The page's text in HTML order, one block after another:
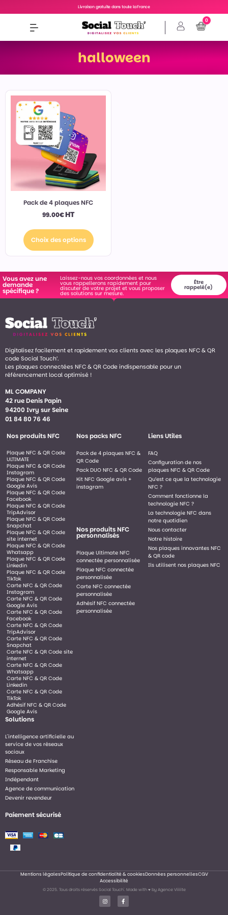
Livraison gratuite dans toute la France
0
halloween
Pack de 4 plaques NFC
99.00€HT
Choix des options
Vous avez une
demande
spécifique ?
Laissez-nous vos coordonnées et nous
vous rappellerons rapidement pour
discuter de votre projet et vous proposer
des solutions sur mesure.
Être
rappelé(e)
Digitalisez facilement et rapidement vos clients avec les plaques NFC & QR
code Social Touch’.
Les plaques connectées NFC & QR Code indispensable pour un
référencement local optimisé !
ML COMPANY
42 rue Denis Papin
94200 Ivry sur Seine
01 84 80 76 46
Nos produits NFC
Plaque NFC & QR Code
ULTIMATE
Plaque NFC & QR Code
Instagram
Plaque NFC & QR Code
Google Avis
Plaque NFC & QR Code
Facebook
Plaque NFC & QR Code
TripAdvisor
Plaque NFC & QR Code
Snapchat
Plaque NFC & QR Code
site internet
Plaque NFC & QR Code
Whatsapp
Plaque NFC & QR Code
Linkedin
Plaque NFC & QR Code
TikTok
Carte NFC & QR Code
Instagram
Carte NFC & QR Code
Google Avis
Carte NFC & QR Code
Facebook
Carte NFC & QR Code
TripAdvisor
Carte NFC & QR Code
Snapchat
Carte NFC & QR Code site
internet
Carte NFC & QR Code
Whatsapp
Carte NFC & QR Code
Linkedin
Carte NFC & QR Code
TikTok
Adhésif NFC & QR Code
Google Avis
Nos packs NFC
Pack de 4 plaques NFC &
QR Code
Pack DUO NFC & QR Code
Kit NFC Google avis +
instagram
Nos produits NFC
personnalisés
Plaque Ultimate NFC
connectée personnalisée
Plaque NFC connectée
personnalisée
Carte NFC connectée
personnalisée
Adhésif NFC connectée
personnalisée
Liens Utiles
FAQ
Configuration de nos
plaques NFC & QR Code
Qu’est ce que la technologie
NFC ?
Comment fonctionne la
technologie NFC ?
La technologie NFC dans
notre quotidien
Nous contacter
Notre histoire
Nos plaques innovantes NFC
& QR code
Ils utilisent nos plaques NFC
Solutions
L'intelligence artificielle au
service de vos réseaux
sociaux
Réseau de Franchise
Responsable Marketing
Indépendant
Agence de communication
Devenir revendeur
Paiement sécurisé
Mentions légalesPolitique de confidentialité & cookiesDonnées personnellesCGV
Accessibilité
© 2025. Tous droits réservés Social Touch'. Made with ♥ byAgence Viiiiite